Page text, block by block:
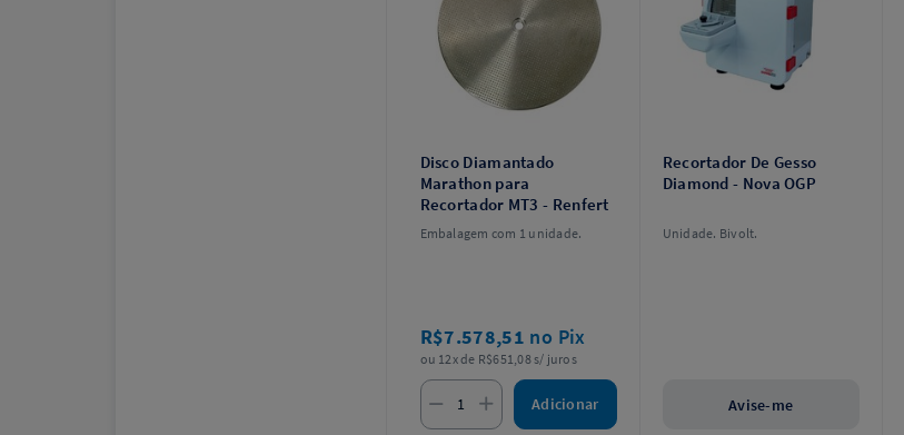
Disco Diamantado
Marathon para
Recortador MT3 - Renfert
Embalagem com 1 unidade.
R$7.578,51 no Pix
ou 12x de R$651,08 s/ juros
Adicionar
Recortador De Gesso
Diamond - Nova OGP
Unidade. Bivolt.
Avise-me